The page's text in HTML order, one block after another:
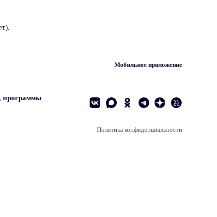
Мобильное приложение
программы
Политика конфиденциальности